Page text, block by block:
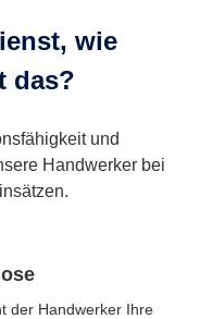
wie
das?
und
Handwerker bei
der Handwerker Ihre